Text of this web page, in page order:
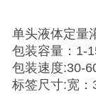
单头液体定量
包装容量：1-
包装速度:30-
标签尺寸:宽